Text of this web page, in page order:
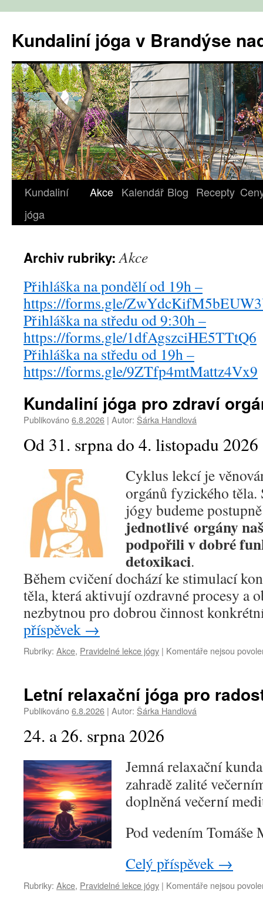
obsahu
webu
Kundaliní jóga v Brandýse
Kundaliní
jóga
Akce Kalendář Blog Recepty
Archiv rubriky:Akce
Přihláška na pondělí od 19h –
https://forms.gle/
Přihláška na středu od 9:30h –
https://forms.gle/1dfAgszciHE5TTtQ6
Přihláška na středu od 19h –
https://forms.gle/9ZTfp4mtMattz4Vx9
Kundaliní jóga pro zdraví
Publikováno6.8.2026 | Autor: Šárka Handlová
Od 31. srpna do 4. listopadu 2026
Cyklus lekcí je
orgánů fyzického
jógy budeme
jednotlivé orgány
podpořili vdobré
detoxikaci.
Během cvičení dochází ke stimulací
těla, která aktivují ozdravné procesy a
nezbytnou pro dobrou činnost
příspěvek →
Rubriky: Akce, Pravidelné lekce jógy | Komentáře nejsou
Letní relaxační jóga pro
Publikováno6.8.2026 | Autor: Šárka Handlová
24. a 26. srpna 2026
Jemná relaxační
zahradě zalité
doplněná večerní
Pod vedením Tomáše
Celý příspěvek →
Rubriky: Akce, Pravidelné lekce jógy | Komentáře nejsou